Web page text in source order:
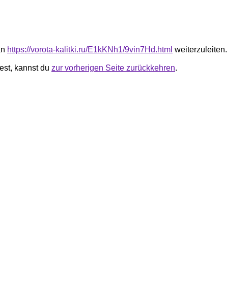
https://vorota-kalitki.ru/E1kKNh1/9vin7Hd.html weiterzuleiten.
kannst du zur vorherigen Seite zurückkehren.